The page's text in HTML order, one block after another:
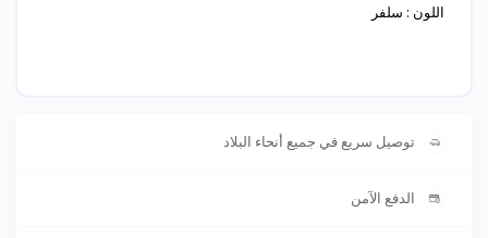
اللون : سلفر
توصيل سريع في جميع أنحاء البلاد
الدفع الآمن